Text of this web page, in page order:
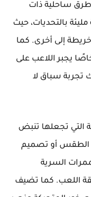
ساحلية ذات
مليئة بالتحديات، حيث
إلى أخرى. كما
يجبر اللاعب على
تجربة سباق لا
التي تجعلها تنبض
الطقس أو تصميم
السرية
اللعب. كما تضيف